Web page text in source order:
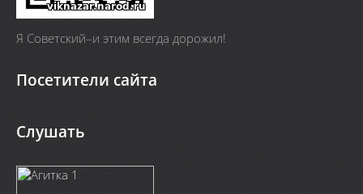
Я Cоветский–и этим всегда дорожил!
Посетители сайта
Слушать